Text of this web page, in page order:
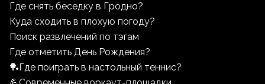
Где снять беседку в Гродно?
Куда сходить в плохую погоду?
Поиск развлечений по тэгам
Где отметить День Рождения?
🏓Где поиграть в настольный теннис?